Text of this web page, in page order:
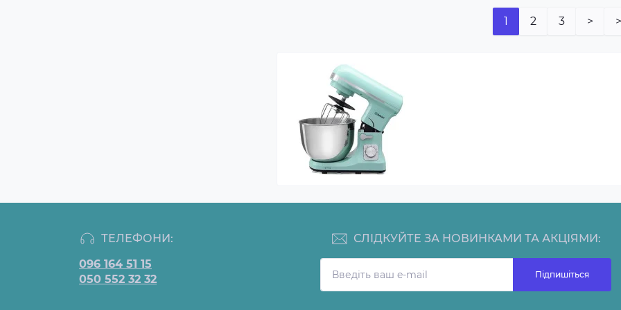
1 2 3 >
ТЕЛЕФОНИ:
096 164 51 15
050 552 32 32
СЛІДКУЙТЕ ЗА НОВИНКАМИ ТА АКЦІЯМИ:
Підпишіться